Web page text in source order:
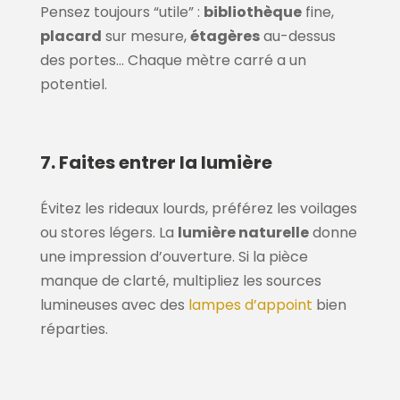
Pensez toujours “utile” : bibliothèquefine,
placard sur mesure,étagèresau-dessus
des portes… Chaque mètre carré a un
potentiel.
7. Faites entrer la lumière
Évitez les rideaux lourds, préférez les voilages
ou stores légers. La lumière naturelledonne
une impression d’ouverture. Si la pièce
manque de clarté, multipliez les sources
lumineuses avec des lampes d’appoint bien
réparties.